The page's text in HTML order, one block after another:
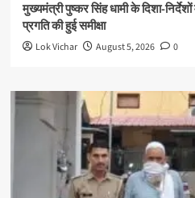
मुख्यमंत्री पुष्कर सिंह धामी के दिशा-
प्रगति की हुई समीक्षा
Lok Vichar August 5, 2026 0